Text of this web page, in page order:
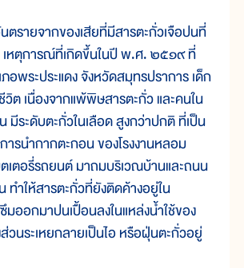
ยจากของเสียที่มีสารตะกั่วเจือปนที่
เหตุการณ์ที่เกิดขึ้นในปี พ.ศ. ๒๕๑๙ ที่
อพระประแดง จังหวัดสมุทรปราการ เด็ก
ต เนื่องจากแพ้พิษสารตะกั่ว และคนใน
ระดับตะกั่วในเลือด สูงกว่าปกติ ที่เป็น
ารนำกากตะกอน ของโรงงานหลอม
เตอรี่รถยนต์ มาถมบริเวณบ้านและถนน
ทำให้สารตะกั่วที่ยังติดค้างอยู่ใน
มออกมาปนเปื้อนลงในแหล่งน้ำใช้ของ
วนระเหยกลายเป็นไอ หรือฝุ่นตะกั่วอยู่